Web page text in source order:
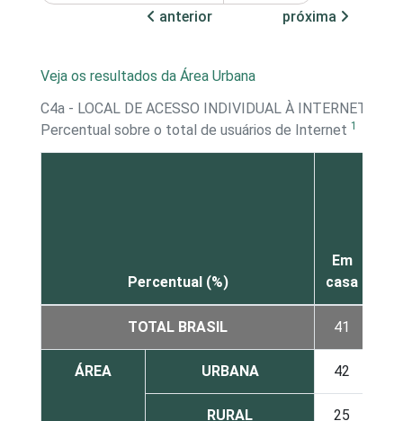
anterior
próxima
Veja os resultados da Área Urbana
C4a - LOCAL DE ACESSO INDIVIDUAL À INTERNET -
Percentual sobre o total de usuários de Internet 1
Percentual (%)
Em
casa
TOTAL BRASIL 41
ÁREA URBANA 42
RURAL 25